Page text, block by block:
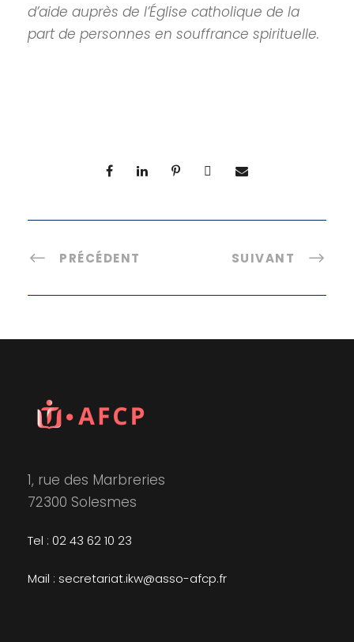
d’aide auprès de l’Église catholique de la
part de personnes en souffrance spirituelle.
PRÉCÉDENT SUIVANT
1, rue des Marbreries
72300 Solesmes
Tel : 02 43 62 10 23
Mail : secretariat.ikw@asso-afcp.fr